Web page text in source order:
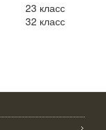
23 класс
32 класс